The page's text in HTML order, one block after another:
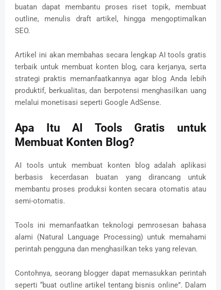
buatan dapat membantu proses riset topik, membuat
outline, menulis draft artikel, hingga mengoptimalkan
SEO.
Artikel ini akan membahas secara lengkap AI tools gratis
terbaik untuk membuat konten blog, cara kerjanya, serta
strategi praktis memanfaatkannya agar blog Anda lebih
produktif, berkualitas, dan berpotensi menghasilkan uang
melalui monetisasi seperti Google AdSense.
Apa Itu AI Tools Gratis untuk
Membuat Konten Blog?
AI tools untuk membuat konten blog adalah aplikasi
berbasis kecerdasan buatan yang dirancang untuk
membantu proses produksi konten secara otomatis atau
semi-otomatis.
Tools ini memanfaatkan teknologi pemrosesan bahasa
alami (Natural Language Processing) untuk memahami
perintah pengguna dan menghasilkan teks yang relevan.
Contohnya, seorang blogger dapat memasukkan perintah
seperti “buat outline artikel tentang bisnis online”. Dalam